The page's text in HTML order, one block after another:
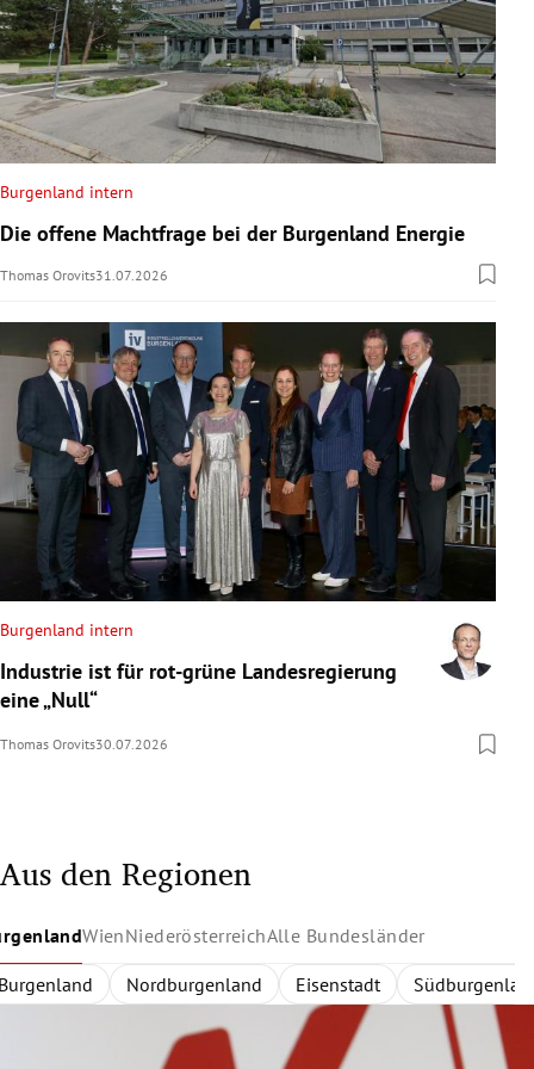
Burgenland intern
Die offene Machtfrage bei der Burgenland Energie
Thomas Orovits31.07.2026
Burgenland intern
Industrie ist für rot-grüne Landesregierung
eine „Null“
Thomas Orovits30.07.2026
Aus den Regionen
WienNiederösterreichAlle Bundesländer
Nordburgenland Eisenstadt
Innerhalb des Gürtels Außerhalb des Gürtels
Rund um Wien Zentralregion
Bild nicht mehr verfügbar
Bundesländer Wien Niederösterreich Burgenland